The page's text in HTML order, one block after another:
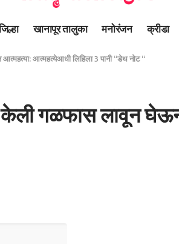
खानापूर तालुका मनोरंजन क्रीडा
आत्महत्येआधी लिहिला 3 पानी “डेथ नोट “
गळफास लावून